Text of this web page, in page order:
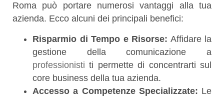
Roma può portare numerosi vantaggi alla tua
azienda. Ecco alcuni dei principali benefici:
Risparmio di Tempo e Risorse: Affidare la
gestione della comunicazione a
professionisti ti permette di concentrarti sul
core business della tua azienda.
Accesso a Competenze Specializzate: Le